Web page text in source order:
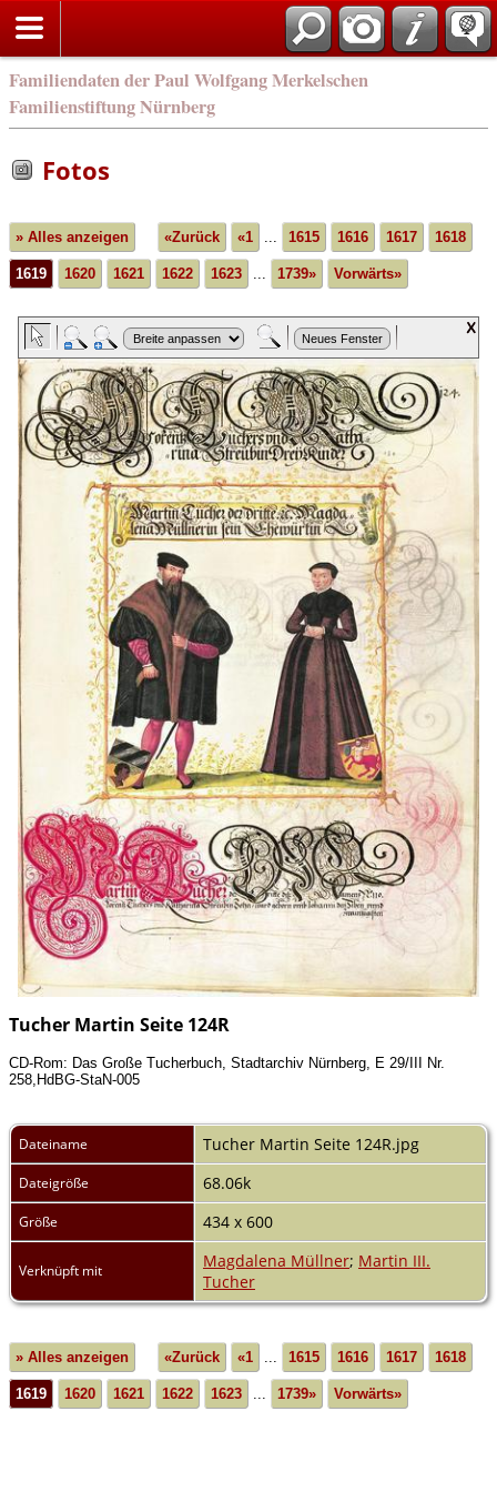
Familiendaten der Paul Wolfgang Merkelschen
Familienstiftung Nürnberg
Fotos
» Alles anzeigen «Zurück «1 ... 1615 1616 1617 1618
1619 1620 1621 1622 1623 ... 1739» Vorwärts»
Tucher Martin Seite 124R
CD-Rom: Das Große Tucherbuch, Stadtarchiv Nürnberg, E 29/III Nr.
258,HdBG-StaN-005
Dateiname Tucher Martin Seite 124R.jpg
Dateigröße 68.06k
Größe 434 x 600
Verknüpft mit Magdalena Müllner; Martin III.
Tucher
» Alles anzeigen «Zurück «1 ... 1615 1616 1617 1618
1619 1620 1621 1622 1623 ... 1739» Vorwärts»